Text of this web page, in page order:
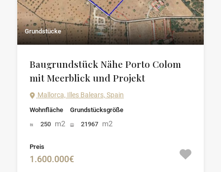
Grundstücke
Baugrundstück Nähe Porto Colom
mit Meerblick und Projekt
Mallorca, Illes Balears, Spain
Wohnfläche
250 m2
Grundstücksgröße
21967 m2
Preis
1.600.000€